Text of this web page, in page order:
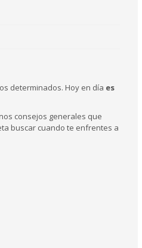
determinados. Hoy en día es
consejos generales que
buscar cuando te enfrentes a